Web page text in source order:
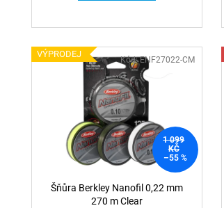
VÝPRODEJ
1 099
KČ
–55 %
Šňůra Berkley Nanofil 0,22 mm
270 m Clear
Kód: ENF27022-CM